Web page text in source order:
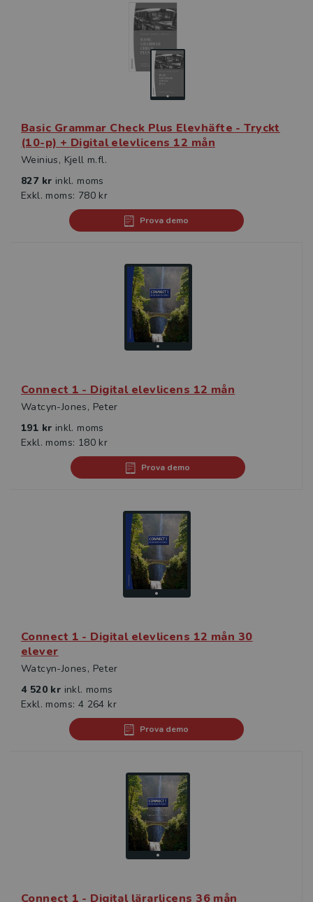
Basic Grammar Check Plus Elevhäfte - Tryckt
(10-p) + Digital elevlicens 12 mån
Weinius, Kjell m.fl.
827 kr inkl. moms
Exkl. moms: 780 kr
Prova demo
Connect 1 - Digital elevlicens 12 mån
Watcyn-Jones, Peter
191 kr inkl. moms
Exkl. moms: 180 kr
Prova demo
Connect 1 - Digital elevlicens 12 mån 30
elever
Watcyn-Jones, Peter
4 520 kr inkl. moms
Exkl. moms: 4 264 kr
Prova demo
Connect 1 - Digital lärarlicens 36 mån